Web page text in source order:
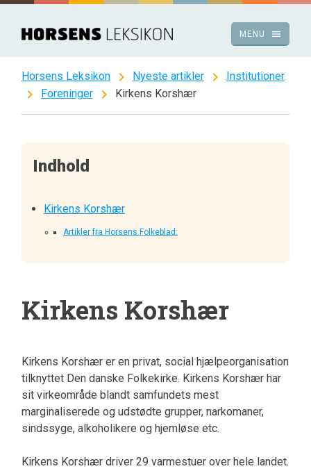
Spring
indhold
menu
MENU
Horsens Leksikon chevron_right Nyeste artikler chevron_right Institutioner
chevron_right Foreninger chevron_right Kirkens Korshær
Indhold
Kirkens Korshær
Artikler fra Horsens Folkeblad:
Kirkens Korshær
Kirkens Korshær er en privat, social hjælpeorganisation
tilknyttet Den danske Folkekirke. Kirkens Korshær har
sit virkeområde blandt samfundets mest
marginaliserede og udstødte grupper, narkomaner,
sindssyge, alkoholikere og hjemløse etc.
Kirkens Korshær driver 29 varmestuer over hele landet.